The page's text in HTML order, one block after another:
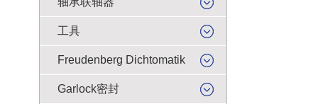
工具
Freudenberg Dichtomatik
Garlock密封